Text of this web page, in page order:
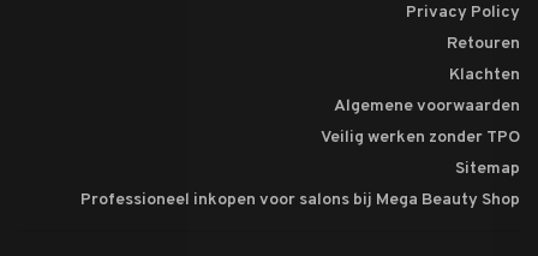
Privacy Policy
Retouren
Klachten
Algemene voorwaarden
Veilig werken zonder TPO
Sitemap
Professioneel inkopen voor salons bij Mega Beauty Shop